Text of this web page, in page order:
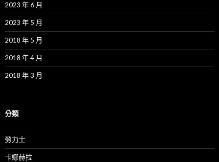
2023 年 6 月
2023 年 5 月
2018 年 5 月
2018 年 4 月
2018 年 3 月
分類
勞力士
卡娜赫拉